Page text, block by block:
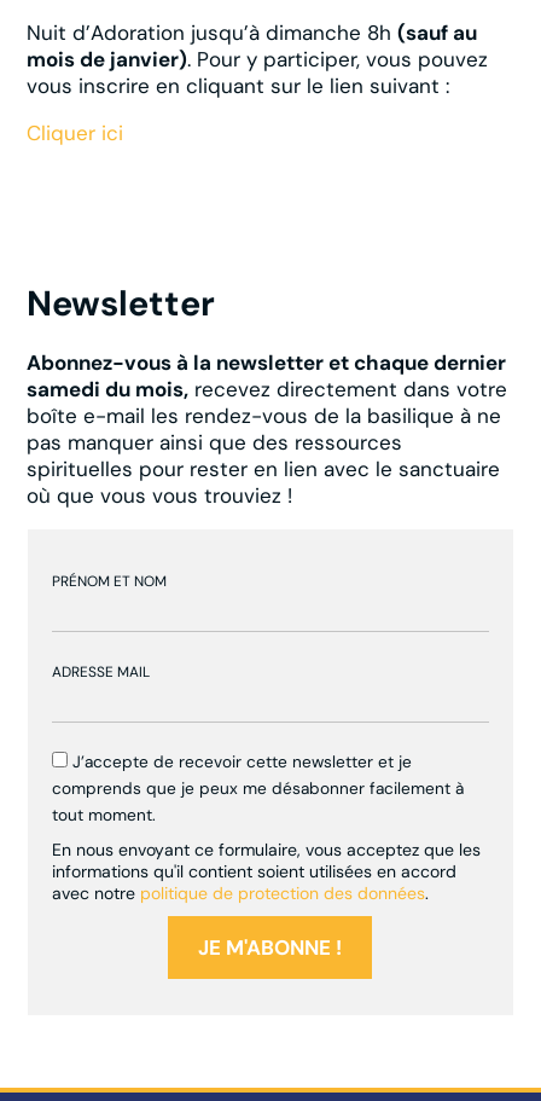
Nuit d’Adoration jusqu’à dimanche 8h(sauf au
mois de janvier). Pour y participer, vous pouvez
vous inscrire en cliquant sur le lien suivant :
Cliquer ici
Newsletter
Abonnez-vous à la newsletter et chaque dernier
samedi du mois, recevez directement dans votre
boîte e-mail les rendez-vous de la basilique à ne
pas manquer ainsi que des ressources
spirituelles pour rester en lien avec le sanctuaire
où que vous vous trouviez !
PRÉNOM ET NOM
ADRESSE MAIL
J’accepte de recevoir cette newsletter et je
comprends que je peux me désabonner facilement à
tout moment.
En nous envoyant ce formulaire, vous acceptez que les
informations qu'il contient soient utilisées en accord
avec notre politique de protection des données.